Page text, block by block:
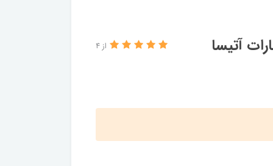
آتیسا از 4